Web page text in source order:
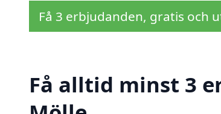
Få 3 erbjudanden, gratis och
Få alltid minst 3